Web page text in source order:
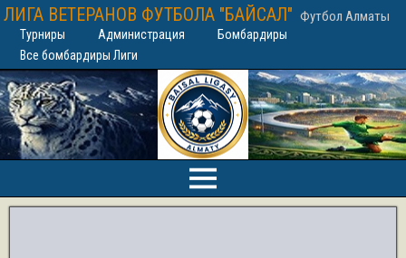
ЛИГА ВЕТЕРАНОВ ФУТБОЛА "БАЙСАЛ" Футбол Алматы
Турниры Администрация
Бомбардиры
Все бомбардиры Лиги